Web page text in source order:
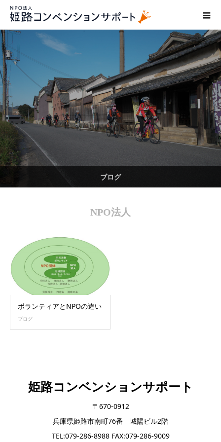
ブログ
NPO法人
ボランティアとNPOの違い
ブログ
姫路コンベンションサポート
〒670-0912
兵庫県姫路市南町76番 城陽ビル2階
TEL:079-286-8988 FAX:079-286-9009